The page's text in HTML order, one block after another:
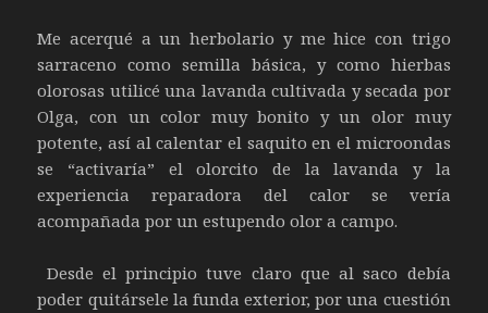
Me acerqué a un herbolario y me hice con trigo
sarraceno como semilla básica, y como hierbas
olorosas utilicé una lavanda cultivada y secada por
Olga, con un color muy bonito y un olor muy
potente, así al calentar el saquito en el microondas
se “activaría” el olorcito de la lavanda y la
experiencia reparadora del calor se vería
acompañada por un estupendo olor a campo.
Desde el principio tuve claro que al saco debía
poder quitársele la funda exterior, por una cuestión